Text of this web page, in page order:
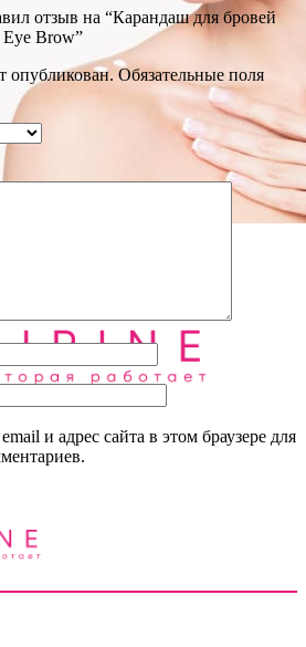
отзыв на “Карандаш для бровей
Brow”
опубликован. Обязательные поля
и адрес сайта в этом браузере для